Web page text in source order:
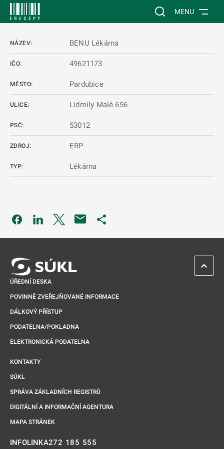
Vyhledávání na
MENU
NÁZEV: BENU Lékárna
IČO: 49621173
MĚSTO: Pardubice
ULICE: Lidmily Malé 656
PSČ: 53012
ZDROJ: ERP
TYP: Lékárna
Odkaz se otevře na nové kartě
Odkaz se otevře na nové kartě
Odkaz se otevře na nové kartě
ÚŘEDNÍ DESKA
POVINNĚ ZVEŘEJŇOVANÉ INFORMACE
DÁLKOVÝ PŘÍSTUP
PODATELNA/POKLADNA
ELEKTRONICKÁ PODATELNA
KONTAKTY
SÚKL
SPRÁVA ZÁKLADNÍCH REGISTRŮ
DIGITÁLNÍ A INFORMAČNÍ AGENTURA
MAPA STRÁNEK
INFOLINKA272 185 555
ZPĚT